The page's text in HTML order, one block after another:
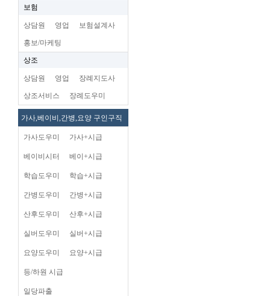
보험
상담원 영업 보험설계사
홍보/마케팅
상조
상담원 영업 장례지도사
상조서비스 장례도우미
가사,베이비,간병,요양 구인구직
가사도우미 가사+시급
베이비시터 베이+시급
학습도우미 학습+시급
간병도우미 간병+시급
산후도우미 산후+시급
실버도우미 실버+시급
요양도우미 요양+시급
등/하원 시급
일당파출